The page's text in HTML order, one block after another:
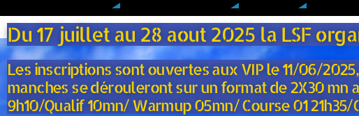
Du 17 juillet au 28 aout 2025 la LSF
Les inscriptions sont ouvertes aux VIP le 11/06/
manches se dérouleront sur un format de 2X30
9h10/Qualif 10mn/ Warmup 05mn/ Course 01 21h35/